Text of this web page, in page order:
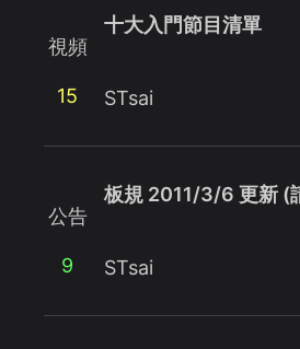
視頻
15
十大入門節目清單
STsai
公告
9
板規 2011/3/6 更新 (
STsai